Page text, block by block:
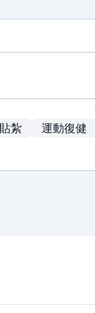
貼紮 運動復健